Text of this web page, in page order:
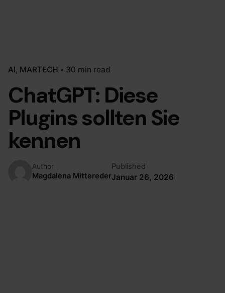
AI MARTECH 30 min read
ChatGPT: Diese
Plugins sollten Sie
kennen
Author
Magdalena Mittereder
Published
Januar 26, 2026